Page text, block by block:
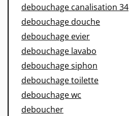
debouchage canalisation 34
debouchage douche
debouchage evier
debouchage lavabo
debouchage siphon
debouchage toilette
debouchage wc
deboucher